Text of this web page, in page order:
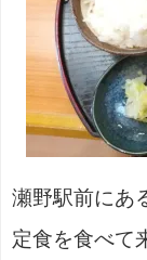
瀬野駅前にあ
定食を食べて